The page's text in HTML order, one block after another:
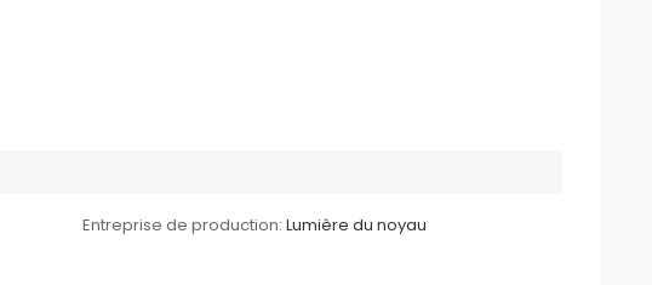
Entreprise de production: Lumière du noyau